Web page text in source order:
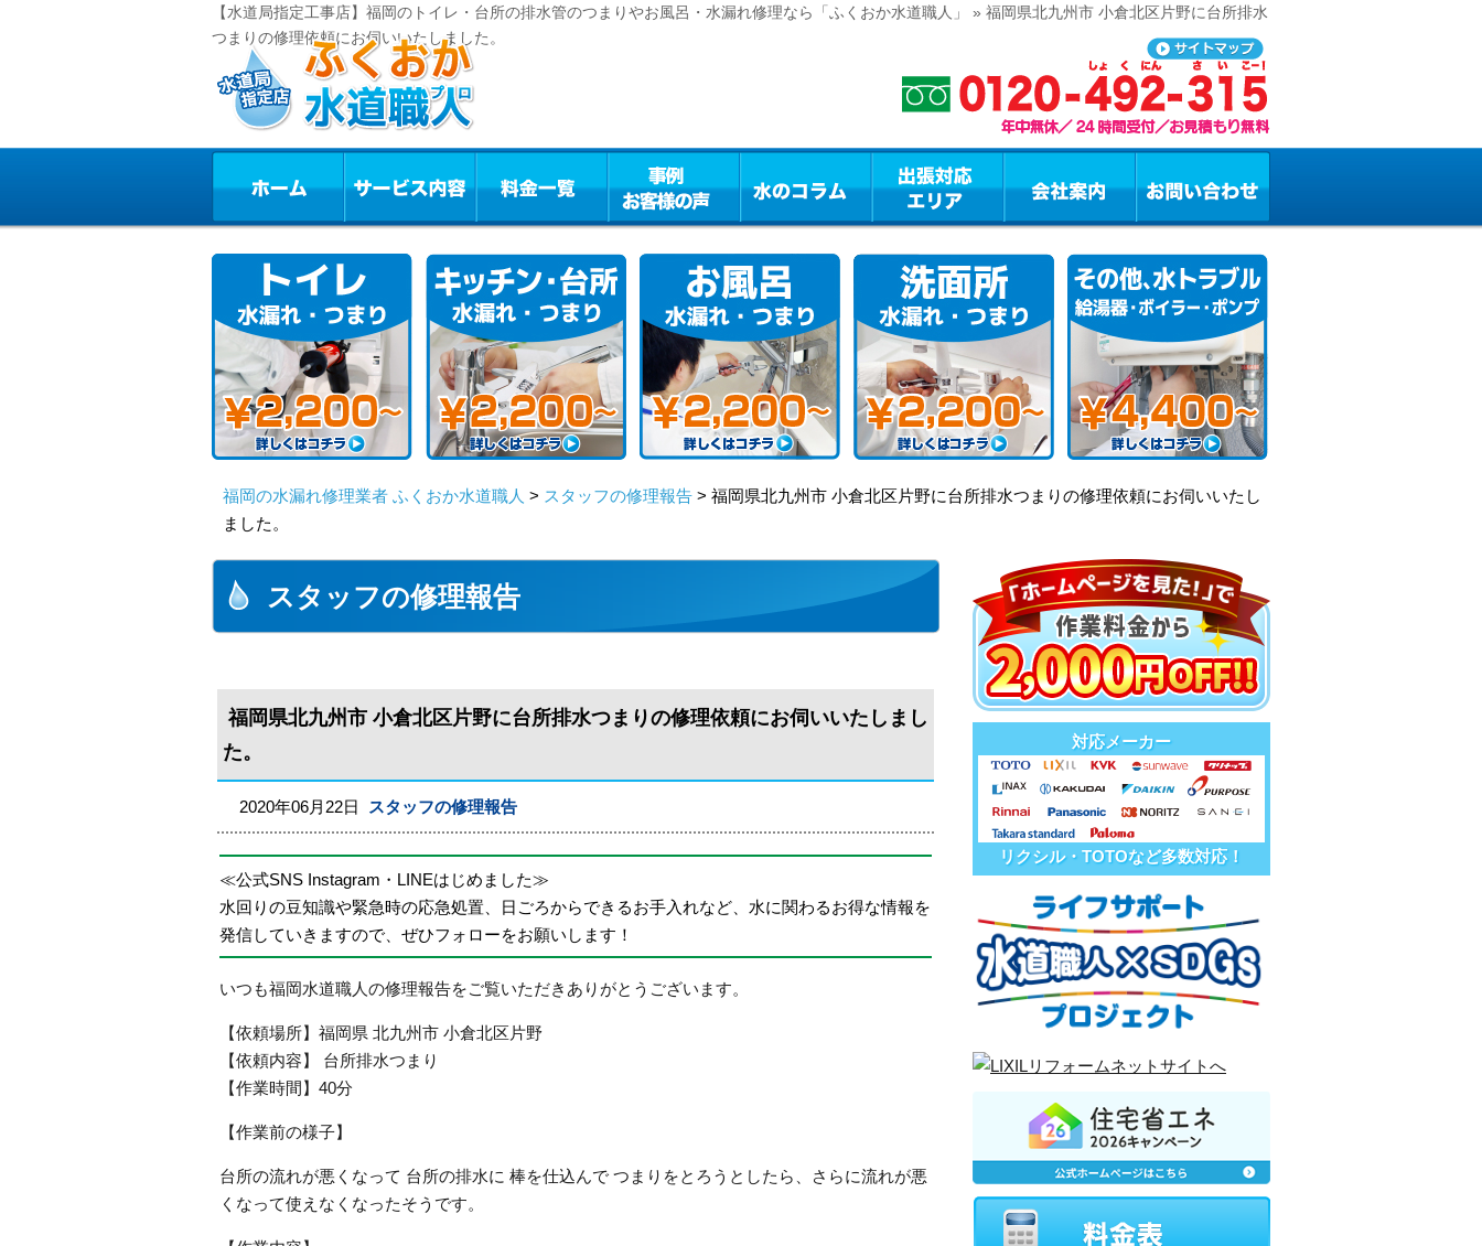
【水道局指定工事店】福岡のトイレ・台所の排水管のつまりやお風呂・水漏れ修理なら「ふくおか水道職人」 » 福岡県北九州市 小倉北区片野に台所排水
つまりの修理依頼にお伺いいたしました。
福岡の水漏れ修理業者 ふくおか水道職人 > スタッフの修理報告 > 福岡県北九州市 小倉北区片野に台所排水つまりの修理依頼にお伺いいたし
ました。
スタッフの修理報告
福岡県北九州市 小倉北区片野に台所排水つまりの修理依頼にお伺いいたしまし
た。
2020年06月22日 スタッフの修理報告
≪公式SNS Instagram・LINEはじめました≫
水回りの豆知識や緊急時の応急処置、日ごろからできるお手入れなど、水に関わるお得な情報を
発信していきますので、ぜひフォローをお願いします！
いつも福岡水道職人の修理報告をご覧いただきありがとうございます。
【依頼場所】福岡県 北九州市 小倉北区片野
【依頼内容】 台所排水つまり
【作業時間】40分
【作業前の様子】
台所の流れが悪くなって 台所の排水に 棒を仕込んで つまりをとろうとしたら、さらに流れが悪
くなって使えなくなったそうです。
対応メーカー
リクシル・TOTOなど多数対応！